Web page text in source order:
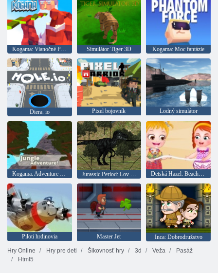
Kogama: Vianočné Parkour Simulátor Tiger 3D Kogama: Moc fantázie
Diera. io Pixel bojovník Lodný simulátor
Kogama: Adventure Jungle Adventure Jurassic Period: Lov dinosaurov Detská Hazel: Beach party
Piloti hrdinovia Master Jet
Inca: Dobrodružstvo
Hry Online
Hry pre deti Šikovnosť hry 3d Veža
Pasáž
Html5